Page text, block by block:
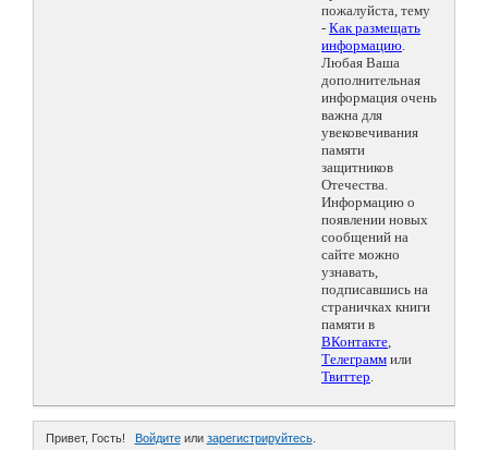
пожалуйста, тему
- Как размещать
информацию.
Любая Ваша
дополнительная
информация очень
важна для
увековечивания
памяти
защитников
Отечества.
Информацию о
появлении новых
сообщений на
сайте можно
узнавать,
подписавшись на
страничках книги
памяти в
ВКонтакте,
Телеграмм или
Твиттер.
Привет, Гость! Войдитеили зарегистрируйтесь.